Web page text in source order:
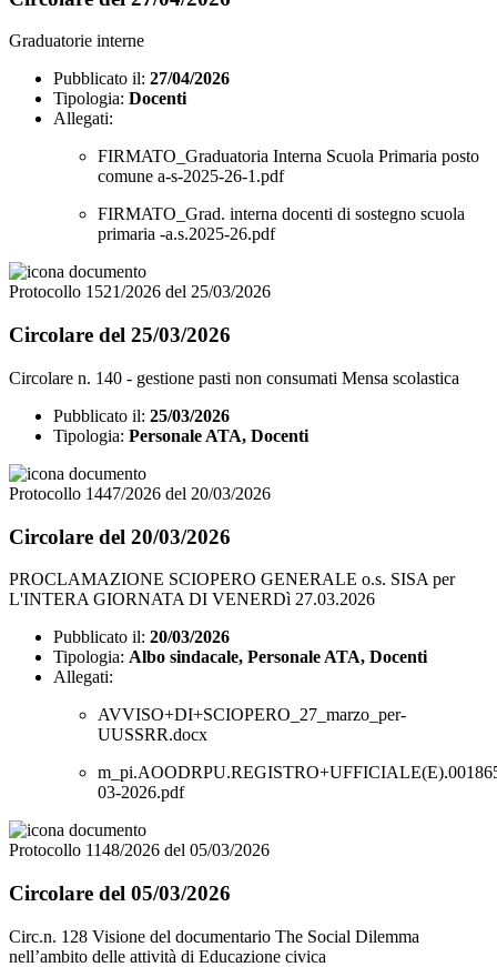
Graduatorie interne
Pubblicato il: 27/04/2026
Tipologia: Docenti
Allegati:
FIRMATO_Graduatoria Interna Scuola Primaria posto
comune a-s-2025-26-1.pdf
FIRMATO_Grad. interna docenti di sostegno scuola
primaria -a.s.2025-26.pdf
Protocollo 1521/2026 del 25/03/2026
Circolare del 25/03/2026
Circolare n. 140 - gestione pasti non consumati Mensa scolastica
Pubblicato il: 25/03/2026
Tipologia: Personale ATA, Docenti
Protocollo 1447/2026 del 20/03/2026
Circolare del 20/03/2026
PROCLAMAZIONE SCIOPERO GENERALE o.s. SISA per
L'INTERA GIORNATA DI VENERDì 27.03.2026
Pubblicato il: 20/03/2026
Tipologia: Albo sindacale, Personale ATA, Docenti
Allegati:
AVVISO+DI+SCIOPERO_27_marzo_per-
UUSSRR.docx
03-2026.pdf
Protocollo 1148/2026 del 05/03/2026
Circolare del 05/03/2026
Circ.n. 128 Visione del documentario The Social Dilemma
nell’ambito delle attività di Educazione civica